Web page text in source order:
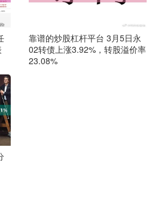
靠谱的炒股杠杆平台 3月5日永
02转债上涨3.92%，转股溢价率
23.08%